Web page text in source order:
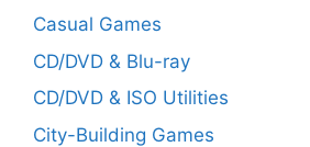
Casual Games
CD/DVD & Blu-ray
CD/DVD & ISO Utilities
City-Building Games